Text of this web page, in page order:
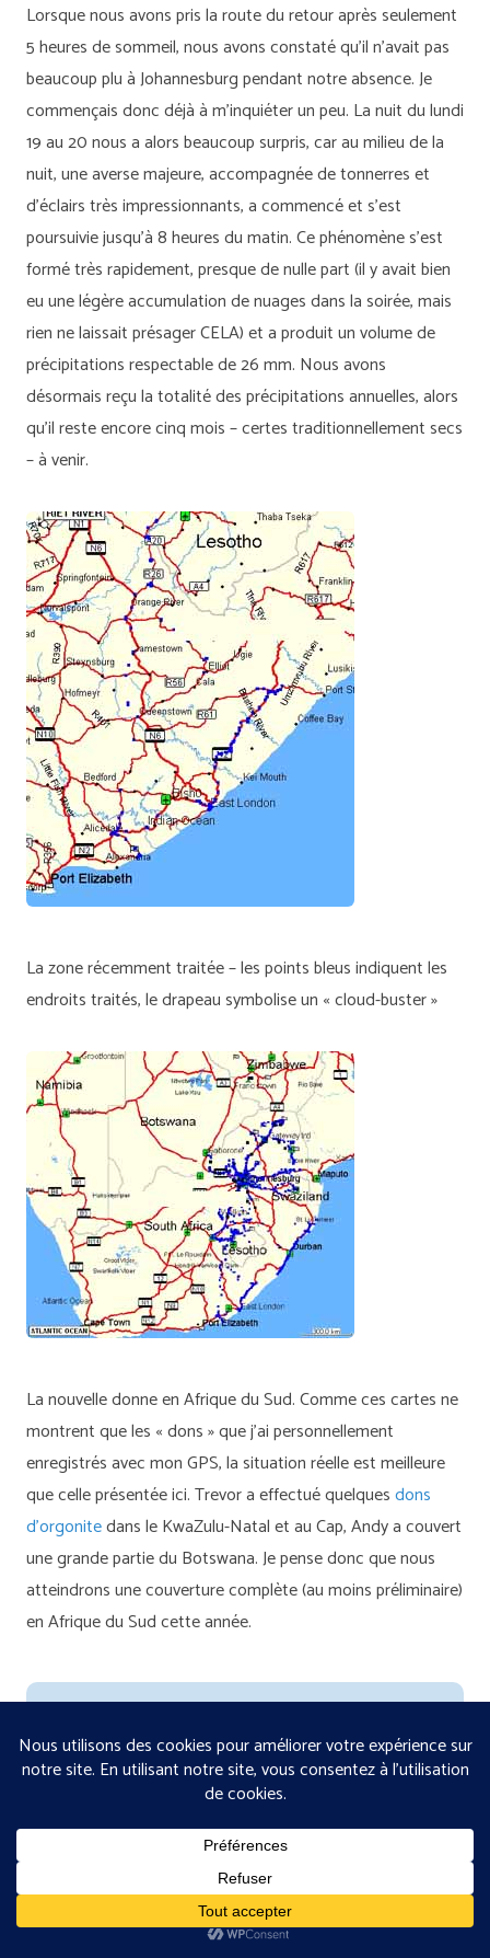
Lorsque nous avons pris la route du retour après seulement
5 heures de sommeil, nous avons constaté qu’il n’avait pas
beaucoup plu à Johannesburg pendant notre absence. Je
commençais donc déjà à m’inquiéter un peu. La nuit du lundi
19 au 20 nous a alors beaucoup surpris, car au milieu de la
nuit, une averse majeure, accompagnée de tonnerres et
d’éclairs très impressionnants, a commencé et s’est
poursuivie jusqu’à 8 heures du matin. Ce phénomène s’est
formé très rapidement, presque de nulle part (il y avait bien
eu une légère accumulation de nuages dans la soirée, mais
rien ne laissait présager CELA) et a produit un volume de
précipitations respectable de 26 mm. Nous avons
désormais reçu la totalité des précipitations annuelles, alors
qu’il reste encore cinq mois – certes traditionnellement secs
– à venir.
La zone récemment traitée – les points bleus indiquent les
endroits traités, le drapeau symbolise un « cloud-buster »
La nouvelle donne en Afrique du Sud. Comme ces cartes ne
montrent que les « dons » que j’ai personnellement
enregistrés avec mon GPS, la situation réelle est meilleure
que celle présentée ici. Trevor a effectué quelquesdons
d’orgonitedans le KwaZulu-Natal et au Cap, Andy a couvert
une grande partie du Botswana. Je pense donc que nous
atteindrons une couverture complète (au moins préliminaire)
en Afrique du Sud cette année.
Explore all our orgonite gifting expeditions
across Africa and beyond.